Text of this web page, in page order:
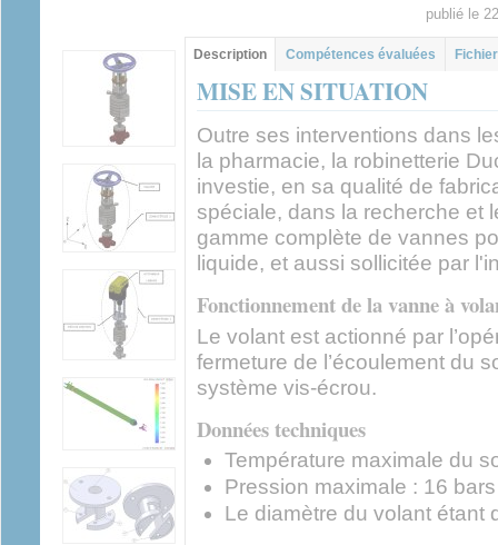
publié le
Groupe principal
Description (onglet
actif)
Compétences évaluées
MISE EN SITUATION
Outre ses interventions dans
la pharmacie, la robinetterie
investie, en sa qualité de
spéciale, dans la recherche et
gamme complète de vannes
liquide, et aussi sollicitée par
Fonctionnement de la vanne à
Le volant est actionné par
fermeture de l’écoulement du
système vis-écrou.
Données techniques
Température maximale du
Pression maximale : 16
Le diamètre du volant étant